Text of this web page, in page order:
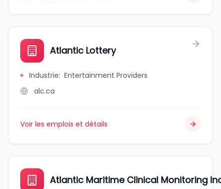
Atlantic Lottery
Industrie: Entertainment Providers
alc.ca
Voir les emplois et détails
Atlantic Maritime Clinical Monitoring